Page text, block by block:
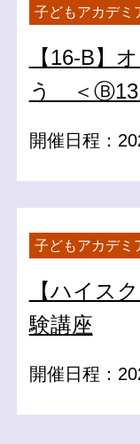
子どもアカデミ
【16-B】
う ＜
開催日程：
子どもアカデミ
【ハイス
験講座
開催日程：